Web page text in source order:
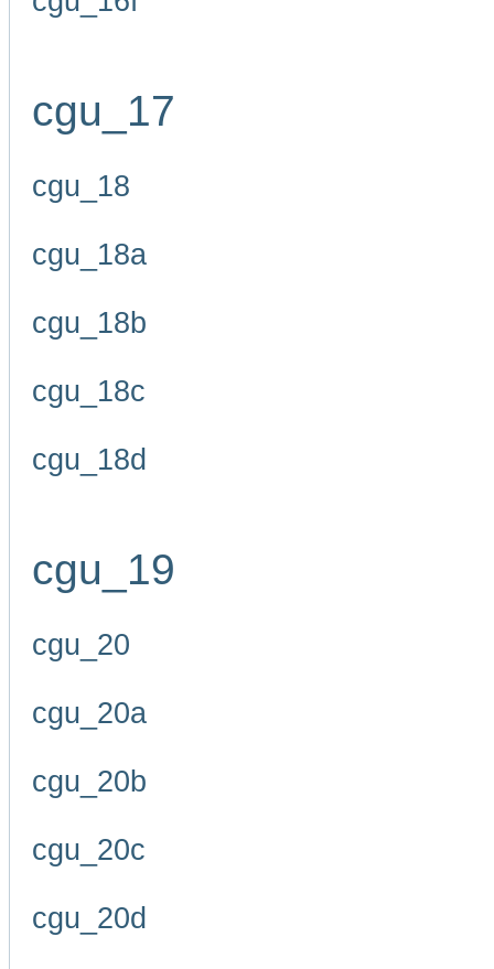
cgu_17
cgu_18
cgu_18a
cgu_18b
cgu_18c
cgu_18d
cgu_19
cgu_20
cgu_20a
cgu_20b
cgu_20c
cgu_20d